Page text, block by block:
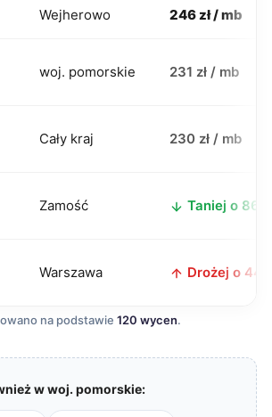
Wejherowo 246 zł / mb
woj. pomorskie 231 zł / mb
Cały kraj 230 zł / mb
Zamość Taniej o 86
Warszawa Drożej o 44
na podstawie 120 wycen.
w woj. pomorskie: